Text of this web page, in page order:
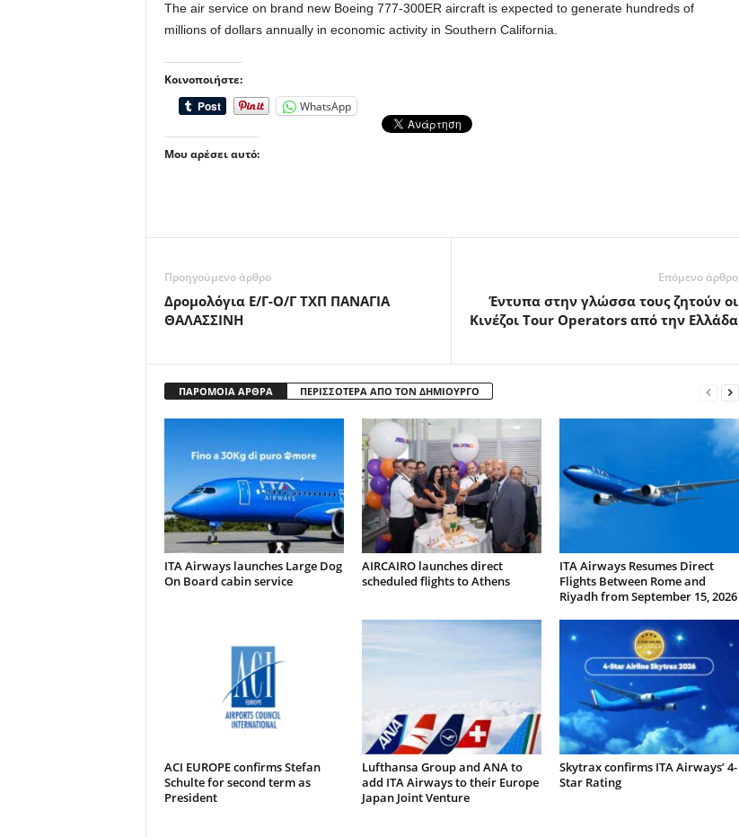
The air service on brand new Boeing 777-300ER aircraft is expected to generate hundreds of
millions of dollars annually in economic activity in Southern California.
Κοινοποιήστε:
WhatsApp
Μου αρέσει αυτό:
Προηγούμενο άρθρο
Δρομολόγια Ε/Γ-Ο/Γ ΤΧΠ ΠΑΝΑΓΙΑ
ΘΑΛΑΣΣΙΝΗ
Επόμενο άρθρο
Έντυπα στην γλώσσα τους ζητούν οι
Κινέζοι Tour Operators από την Ελλάδα
ΠΑΡΟΜΟΙΑ ΑΡΘΡΑ ΠΕΡΙΣΣΟΤΕΡΑ ΑΠΟ ΤΟΝ ΔΗΜΙΟΥΡΓΟ
ITA Airways launches Large Dog
On Board cabin service
AIRCAIRO launches direct
scheduled flights to Athens
ITA Airways Resumes Direct
Flights Between Rome and
Riyadh from September 15, 2026
ACI EUROPE confirms Stefan
Schulte for second term as
President
Lufthansa Group and ANA to
add ITA Airways to their Europe
Japan Joint Venture
Skytrax confirms ITA Airways’ 4-
Star Rating